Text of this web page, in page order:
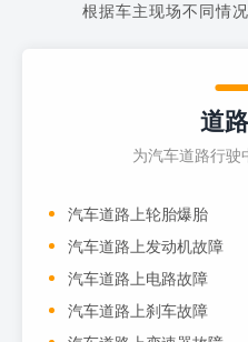
根据车主现场不同情
道
为汽车道路行驶
汽车道路上轮胎爆胎
汽车道路上发动机故障
汽车道路上电路故障
汽车道路上刹车故障